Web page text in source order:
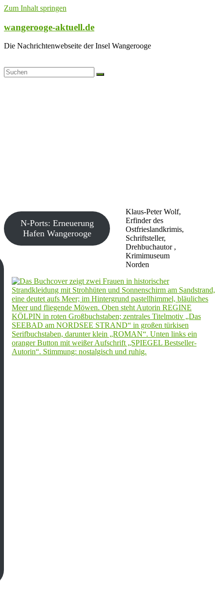
Zum Inhalt springen
wangerooge-aktuell.de
Die Nachrichtenwebseite der Insel Wangerooge
Klaus-Peter Wolf,
Erfinder des
Ostfrieslandkrimis,
Schriftsteller,
Drehbuchautor ,
Krimimuseum
Norden
N-Ports: Erneuerung
Hafen Wangerooge